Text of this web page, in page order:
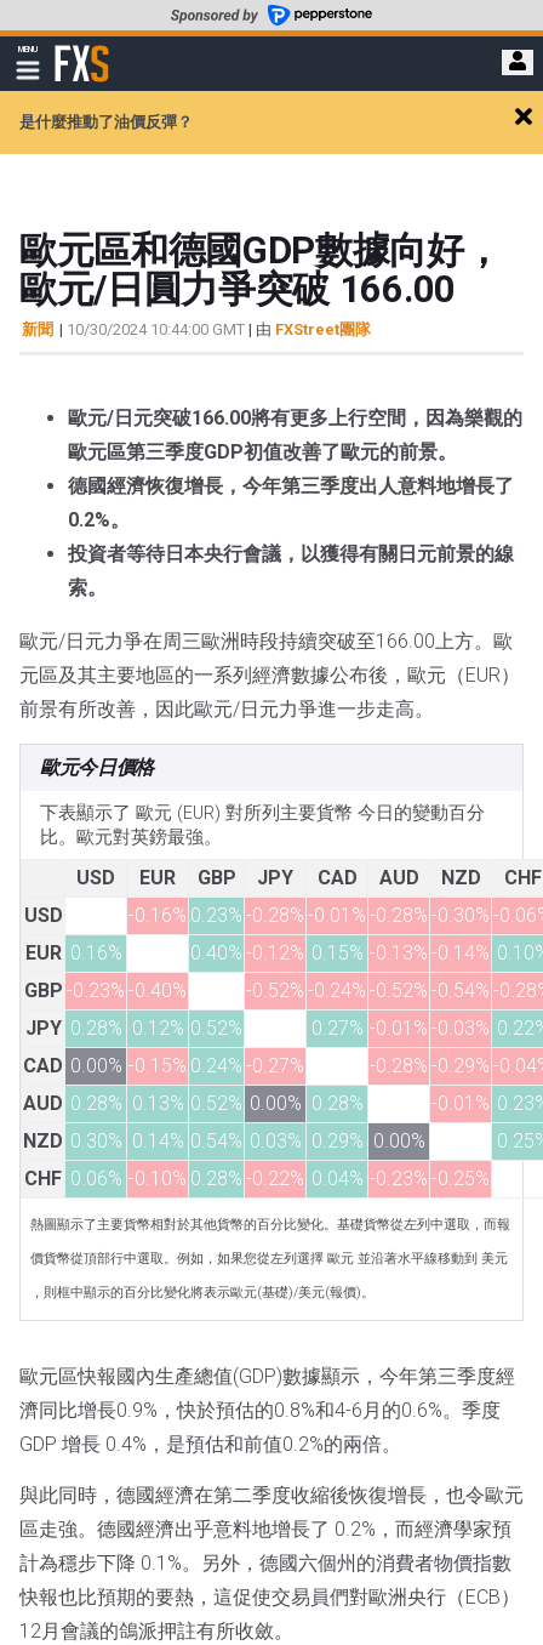
至
要
MENU
顯
示
航
FXStreet
是什麼推動了油價反彈？
歐元區和德國GDP數據向好，
歐元/日圓力爭突破 166.00
新聞 | 10/30/2024 10:44:00 GMT | 由 FXStreet團隊
歐元/日元突破166.00將有更多上行空間，因為樂觀的
歐元區第三季度GDP初值改善了歐元的前景。
德國經濟恢復增長，今年第三季度出人意料地增長了
0.2%。
投資者等待日本央行會議，以獲得有關日元前景的線
索。
歐元/日元力爭在周三歐洲時段持續突破至166.00上方。歐
元區及其主要地區的一系列經濟數據公布後，歐元（EUR）
前景有所改善，因此歐元/日元力爭進一步走高。
歐元今日價格
下表顯示了 歐元 (EUR) 對所列主要貨幣 今日的變動百分
比。歐元對英鎊最強。
USD EUR GBP JPY CAD AUD NZD
CHF
USD
-0.16% 0.23% -0.28% -0.01% -0.28% -0.30% -
EUR 0.16% 0.40% -0.12% 0.15% -0.13% -0.14%
GBP -0.23% -0.40% -0.52% -0.24% -0.52% -0.54% -
JPY 0.28% 0.12% 0.52% 0.27% -0.01% -0.03%
CAD 0.00% -0.15% 0.24% -0.27% -0.28% -0.29% -
AUD 0.28% 0.13% 0.52% 0.00% 0.28% -0.01%
NZD 0.30% 0.14% 0.54% 0.03% 0.29% 0.00%
CHF 0.06% -0.10% 0.28% -0.22% 0.04% -0.23% -0.25%
熱圖顯示了主要貨幣相對於其他貨幣的百分比變化。基礎貨幣從左列中選取，而報
價貨幣從頂部行中選取。例如，如果您從左列選擇 歐元 並沿著水平線移動到 美元
，則框中顯示的百分比變化將表示歐元(基礎)/美元(報價)。
歐元區快報國內生產總值(GDP)數據顯示，今年第三季度經
濟同比增長0.9%，快於預估的0.8%和4-6月的0.6%。季度
GDP 增長 0.4%，是預估和前值0.2%的兩倍。
與此同時，德國經濟在第二季度收縮後恢復增長，也令歐元
區走強。德國經濟出乎意料地增長了 0.2%，而經濟學家預
計為穩步下降 0.1%。另外，德國六個州的消費者物價指數
快報也比預期的要熱，這促使交易員們對歐洲央行（ECB）
12月會議的鴿派押註有所收斂。